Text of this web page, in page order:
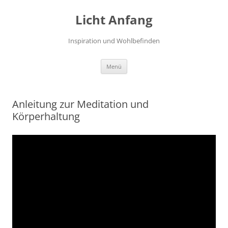
Licht Anfang
Inspiration und Wohlbefinden
Menü
Anleitung zur Meditation und
Körperhaltung